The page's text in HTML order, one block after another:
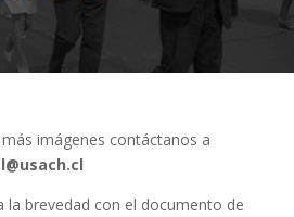
imágenes contáctanos a
la brevedad con el documento de